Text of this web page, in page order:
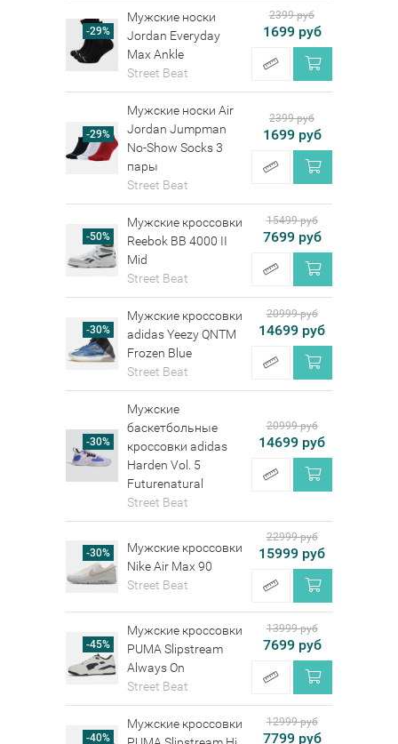
-29%
Мужские носки
Jordan Everyday
Max Ankle
Street Beat
2399 руб
1699 руб
-29%
Мужские носки Air
Jordan Jumpman
No-Show Socks 3
пары
Street Beat
2399 руб
1699 руб
-50%
Мужские кроссовки
Reebok BB 4000 II
Mid
Street Beat
15499 руб
7699 руб
-30%
Мужские кроссовки
adidas Yeezy QNTM
Frozen Blue
Street Beat
20999 руб
14699 руб
-30%
Мужские
баскетбольные
кроссовки adidas
Harden Vol. 5
Futurenatural
Street Beat
20999 руб
14699 руб
-30%
Мужские кроссовки
Nike Air Max 90
Street Beat
22999 руб
15999 руб
-45%
Мужские кроссовки
PUMA Slipstream
Always On
Street Beat
13999 руб
7699 руб
-40%
Мужские кроссовки
12999 руб
7799 руб